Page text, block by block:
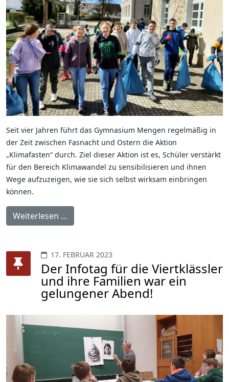
Seit vier Jahren führt das Gymnasium Mengen regelmäßig in
der Zeit zwischen Fasnacht und Ostern die Aktion
„Klimafasten“ durch. Ziel dieser Aktion ist es, Schüler verstärkt
für den Bereich Klimawandel zu sensibilisieren und ihnen
Wege aufzuzeigen, wie sie sich selbst wirksam einbringen
können.
Weiterlesen …
17. FEBRUAR 2023
Der Infotag für die Viertklässler
und ihre Familien war ein
gelungener Abend!